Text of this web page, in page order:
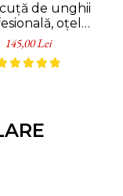
de unghii
oțel
9 cm, Erbe
Solingen
145,00 Lei